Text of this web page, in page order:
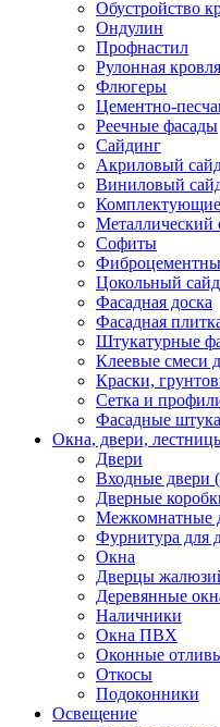
Обустройство
Ондулин
Профнастил
Рулонная кровля
Флюгеры
Цементно-
Реечные фасады
Сайдинг
Акриловый
Виниловый
Комплектующие
Металлический
Софиты
Цокольный
Фасадная доска
Фасадная
Штукатурные
Клеевые смеси
Краски,
Сетка и
Фасадные
Окна, двери,
Двери
Входные двери
Дверные
Межкомнатные
Фурнитура для
Окна
Дверцы
Деревянные
Наличники
Окна ПВХ
Оконные
Откосы
Подоконники
Освещение